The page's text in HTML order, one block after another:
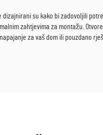
su kako bi zadovoljili
zahtjevima za montažu.
za vaš dom ili pouzdano